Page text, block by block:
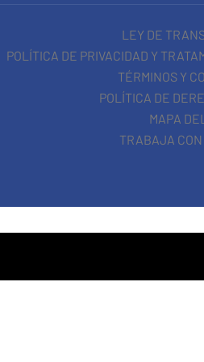
LEY DE
POLÍTICA DE PRIVACIDAD Y
TÉRMINOS Y
POLÍTICA DE
MAPA
TRABAJA CON